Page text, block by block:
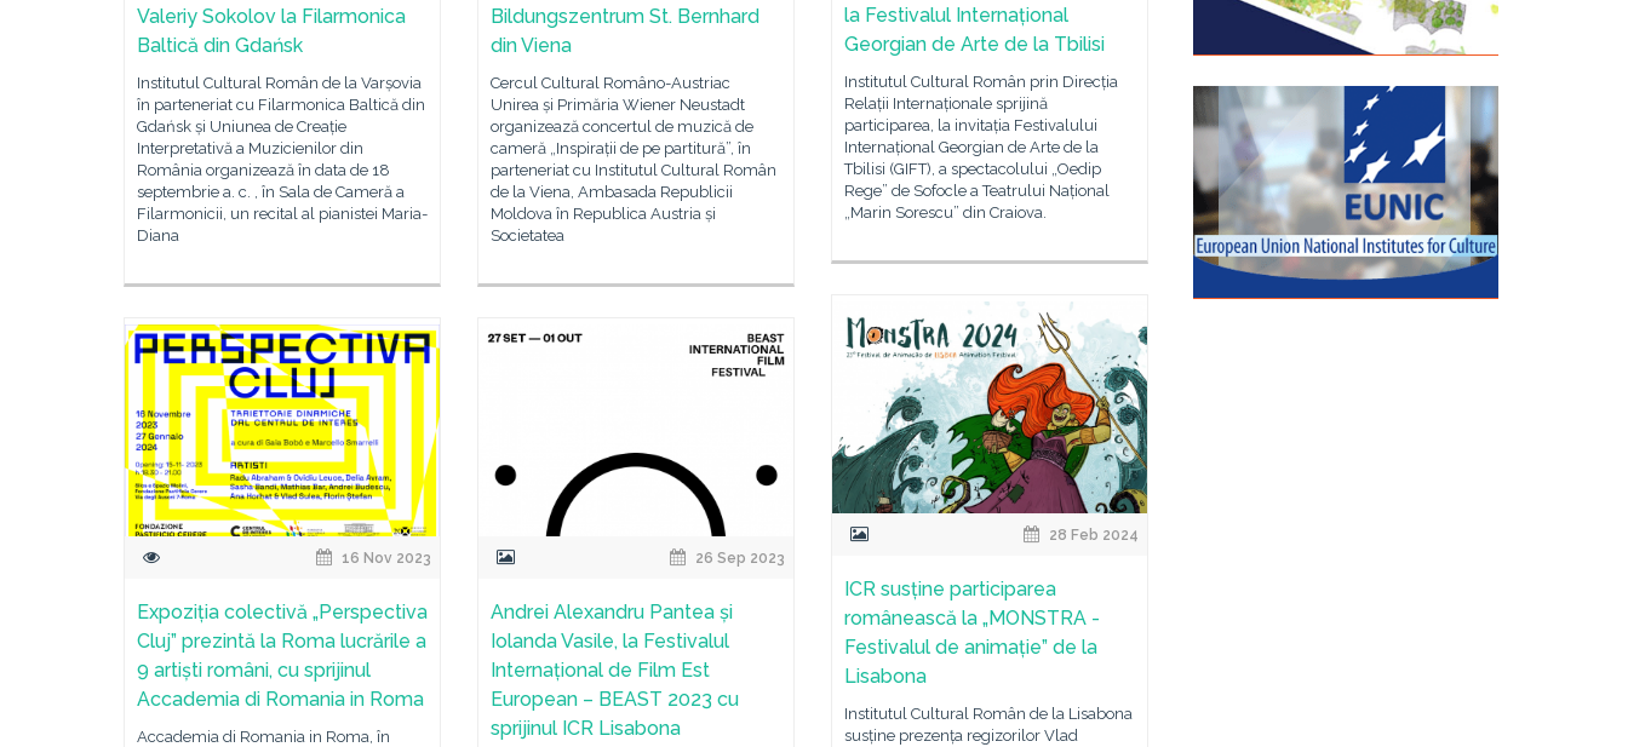
la Festivalul Internațional
Georgian de Arte de la Tbilisi
Institutul Cultural Român prin Direcția
Relații Internaționale sprijină
participarea, la invitația Festivalului
Internațional Georgian de Arte de la
Tbilisi (GIFT), a spectacolului „Oedip
Rege” de Sofocle a Teatrului Național
„Marin Sorescu” din Craiova.
Valeriy Sokolov la Filarmonica
Baltică din Gdańsk
Institutul Cultural Român de la Varșovia
în parteneriat cu Filarmonica Baltică din
Gdańsk și Uniunea de Creație
Interpretativă a Muzicienilor din
România organizează în data de 18
septembrie a. c. , în Sala de Cameră a
Filarmonicii, un recital al pianistei Maria-
Diana
Bildungszentrum St. Bernhard
din Viena
Cercul Cultural Româno-Austriac
Unirea și Primăria Wiener Neustadt
organizează concertul de muzică de
cameră „Inspirații de pe partitură”, în
parteneriat cu Institutul Cultural Român
de la Viena, Ambasada Republicii
Moldova în Republica Austria și
Societatea
28 Feb 2024
ICR susține participarea
românească la „MONSTRA -
Festivalul de animație” de la
Lisabona
Institutul Cultural Român de la Lisabona
susține prezența regizorilor Vlad
16 Nov 2023
Expoziția colectivă „Perspectiva
Cluj” prezintă la Roma lucrările a
9 artiști români, cu sprijinul
Accademia di Romania in Roma
Accademia di Romania in Roma, în
26 Sep 2023
Andrei Alexandru Pantea și
Iolanda Vasile, la Festivalul
Internațional de Film Est
European – BEAST 2023 cu
sprijinul ICR Lisabona